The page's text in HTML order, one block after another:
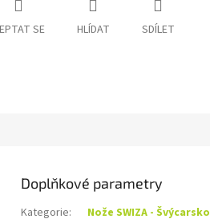
SE HLÍDAT SDÍLET
Doplňkové parametry
Kategorie:
Nože SWIZA - Švýcarsko